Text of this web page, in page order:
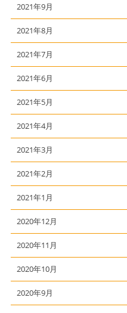
2021年9月
2021年8月
2021年7月
2021年6月
2021年5月
2021年4月
2021年3月
2021年2月
2021年1月
2020年12月
2020年11月
2020年10月
2020年9月